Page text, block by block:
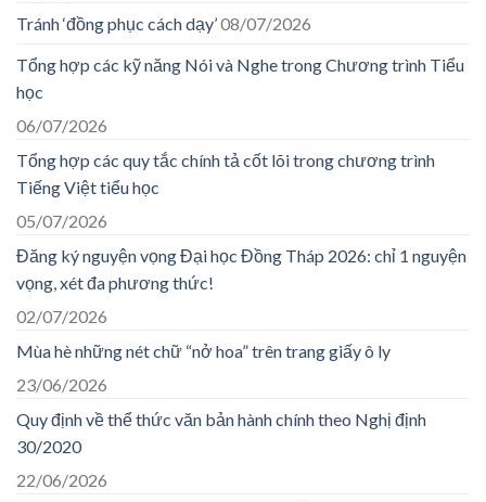
Tránh ‘đồng phục cách dạy’08/07/2026
Tổng hợp các kỹ năng Nói và Nghe trong Chương trình Tiểu
học
06/07/2026
Tổng hợp các quy tắc chính tả cốt lõi trong chương trình
Tiếng Việt tiểu học
05/07/2026
Đăng ký nguyện vọng Đại học Đồng Tháp 2026: chỉ 1 nguyện
vọng, xét đa phương thức!
02/07/2026
Mùa hè những nét chữ “nở hoa” trên trang giấy ô ly
23/06/2026
Quy định về thể thức văn bản hành chính theo Nghị định
30/2020
22/06/2026